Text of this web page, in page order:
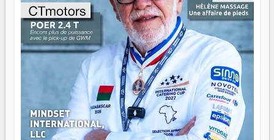
n'importe quel manuel. À Madagascar, la barque avance.
Il faut juste s'assurer que tout le monde rame dans le
même sens.